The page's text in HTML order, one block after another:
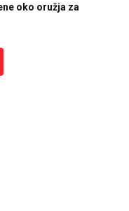
oko oružja za